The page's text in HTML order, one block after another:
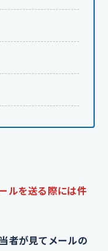
ルを送る際には件
者が見てメールの